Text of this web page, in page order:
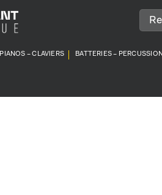
PIANOS – CLAVIERS BATTERIES –